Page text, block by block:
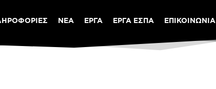
ΝΕΑ ΕΡΓΑ ΕΡΓΑ ΕΣΠΑ ΕΠΙΚΟΙΝΩΝΙΑ